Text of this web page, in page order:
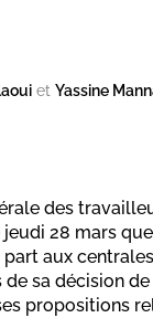
et Yassine
des
jeudi 28 mars
aux
sa décision
propositions